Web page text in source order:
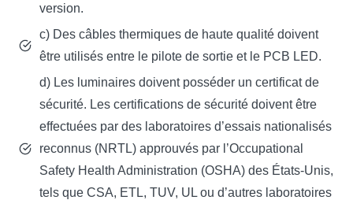
version.
c) Des câbles thermiques de haute qualité doivent
être utilisés entre le pilote de sortie et le PCB LED.
d) Les luminaires doivent posséder un certificat de
sécurité. Les certifications de sécurité doivent être
effectuées par des laboratoires d’essais nationalisés
reconnus (NRTL) approuvés par l’Occupational
Safety Health Administration (OSHA) des États-Unis,
tels que CSA, ETL, TUV, UL ou d’autres laboratoires